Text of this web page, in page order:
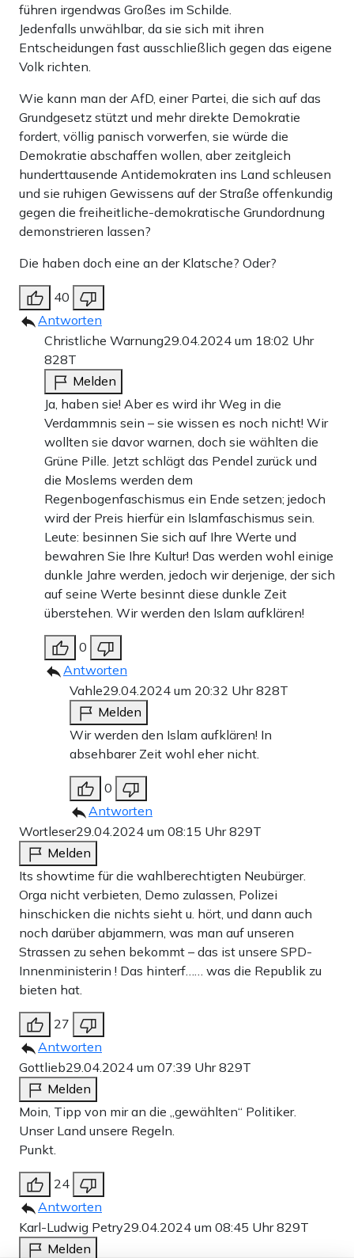
führen irgendwas Großes im Schilde.
Jedenfalls unwählbar, da sie sich mit ihren
Entscheidungen fast ausschließlich gegen das eigene
Volk richten.
Wie kann man der AfD, einer Partei, die sich auf das
Grundgesetz stützt und mehr direkte Demokratie
fordert, völlig panisch vorwerfen, sie würde die
Demokratie abschaffen wollen, aber zeitgleich
hunderttausende Antidemokraten ins Land schleusen
und sie ruhigen Gewissens auf der Straße offenkundig
gegen die freiheitliche-demokratische Grundordnung
demonstrieren lassen?
Die haben doch eine an der Klatsche? Oder?
40
Antworten
Christliche Warnung29.04.2024 um 18:02 Uhr
828T
Melden
Ja, haben sie! Aber es wird ihr Weg in die
Verdammnis sein – sie wissen es noch nicht! Wir
wollten sie davor warnen, doch sie wählten die
Grüne Pille. Jetzt schlägt das Pendel zurück und
die Moslems werden dem
Regenbogenfaschismus ein Ende setzen; jedoch
wird der Preis hierfür ein Islamfaschismus sein.
Leute: besinnen Sie sich auf Ihre Werte und
bewahren Sie Ihre Kultur! Das werden wohl einige
dunkle Jahre werden, jedoch wir derjenige, der sich
auf seine Werte besinnt diese dunkle Zeit
überstehen. Wir werden den Islam aufklären!
0
Antworten
Vahle29.04.2024 um 20:32 Uhr828T
Melden
Wir werden den Islam aufklären! In
absehbarer Zeit wohl eher nicht.
0
Antworten
Wortleser29.04.2024 um 08:15 Uhr829T
Melden
Its showtime für die wahlberechtigten Neubürger.
Orga nicht verbieten, Demo zulassen, Polizei
hinschicken die nichts sieht u. hört, und dann auch
noch darüber abjammern, was man auf unseren
Strassen zu sehen bekommt – das ist unsere SPD-
Innenministerin ! Das hinterf…… was die Republik zu
bieten hat.
27
Antworten
Gottlieb29.04.2024 um 07:39 Uhr829T
Melden
Moin, Tipp von mir an die „gewählten“ Politiker.
Unser Land unsere Regeln.
Punkt.
24
Antworten
Karl-Ludwig Petry29.04.2024 um 08:45 Uhr829T
Melden